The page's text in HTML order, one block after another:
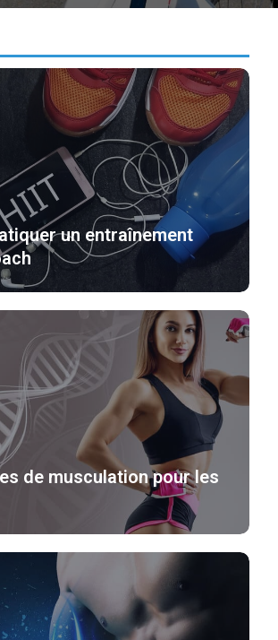
un entraînement
de musculation pour les